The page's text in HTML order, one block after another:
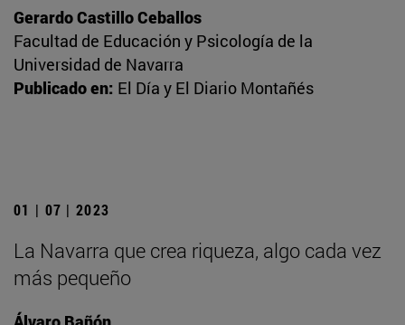
Gerardo Castillo Ceballos
Facultad de Educación y Psicología de la
Universidad de Navarra
Publicado en: El Día y El Diario Montañés
01 | 07 | 2023
La Navarra que crea riqueza, algo cada vez
más pequeño